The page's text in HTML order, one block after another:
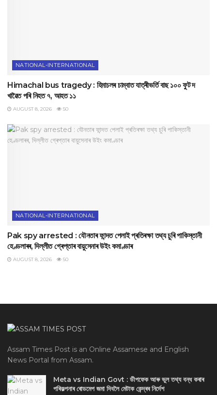
NATIONAL-INTERNATIONAL
Himachal bus tragedy : হিমাচলৰ চাম্বাত যাত্ৰীভৰ্তি বাছ ১০০ ফুট দ
খাৱৈত পৰি নিহত ৭, আহত ১১
AUGUST 8, 2026 50
NATIONAL-INTERNATIONAL
Pak spy arrested : যৌনতাৰ ফান্দত পেলাই প্ৰতিৰক্ষা তথ্য চুৰি পাকিস্তানী
হেণ্ডলাৰৰ, দিল্লীত গ্ৰেপ্তাৰ বায়ুসেনাৰ উইং কমাণ্ডাৰ
AUGUST 8, 2026 50
Assam Times Post is an Online Assamese and English
News Portal from Assam.
Meta vs Indian Govt : ডীপফেক আৰু ভুল তথ্য বন্ধ কৰাৰ
পৰিকল্পনাৰ ৰোডমেপ জমা দিবলৈ মেটাক কেন্দ্ৰৰ নিৰ্দেশ